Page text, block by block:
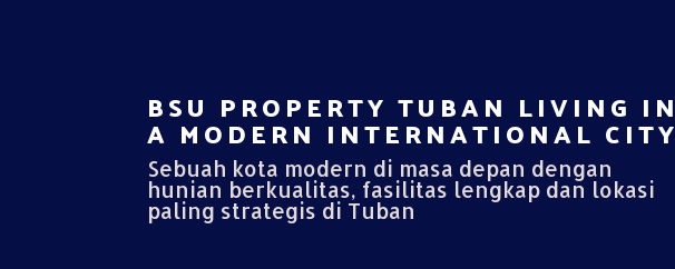
BSU PROPERTY TUBAN LIVING IN
A MODERN INTERNATIONAL CITY​
Sebuah kota modern di masa depan dengan
hunian berkualitas, fasilitas lengkap dan lokasi
paling strategis di Tuban